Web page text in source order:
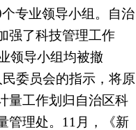
专业领导小组。自治
强了科技管理工作
领导小组均被撤
委员会的指示，将原
量工作划归自治区科
管理处。11月，《新